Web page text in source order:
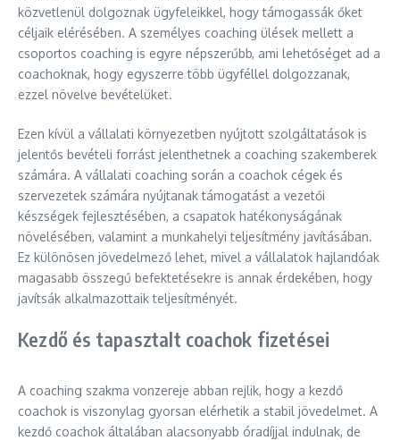
közvetlenül dolgoznak ügyfeleikkel, hogy támogassák őket
céljaik elérésében. A személyes coaching ülések mellett a
csoportos coaching is egyre népszerűbb, ami lehetőséget ad a
coachoknak, hogy egyszerre több ügyféllel dolgozzanak,
ezzel növelve bevételüket.
Ezen kívül a vállalati környezetben nyújtott szolgáltatások is
jelentős bevételi forrást jelenthetnek a coaching szakemberek
számára. A vállalati coaching során a coachok cégek és
szervezetek számára nyújtanak támogatást a vezetői
készségek fejlesztésében, a csapatok hatékonyságának
növelésében, valamint a munkahelyi teljesítmény javításában.
Ez különösen jövedelmező lehet, mivel a vállalatok hajlandóak
magasabb összegű befektetésekre is annak érdekében, hogy
javítsák alkalmazottaik teljesítményét.
Kezdő és tapasztalt coachok fizetései
A coaching szakma vonzereje abban rejlik, hogy a kezdő
coachok is viszonylag gyorsan elérhetik a stabil jövedelmet. A
kezdő coachok általában alacsonyabb óradíjjal indulnak, de